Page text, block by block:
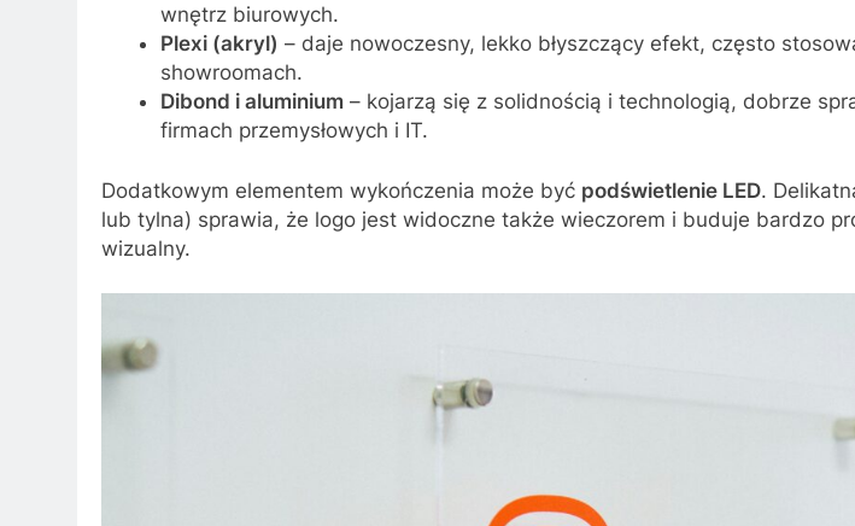
wnętrz biurowych.
Plexi (akryl) – daje nowoczesny, lekko błyszczący efekt, często
showroomach.
Dibond i aluminium– kojarzą się z solidnością i technologią, dobrze
firmach przemysłowych i IT.
Dodatkowym elementem wykończenia może być podświetlenie LED.
lub tylna) sprawia, że logo jest widoczne także wieczorem i buduje bardzo
wizualny.